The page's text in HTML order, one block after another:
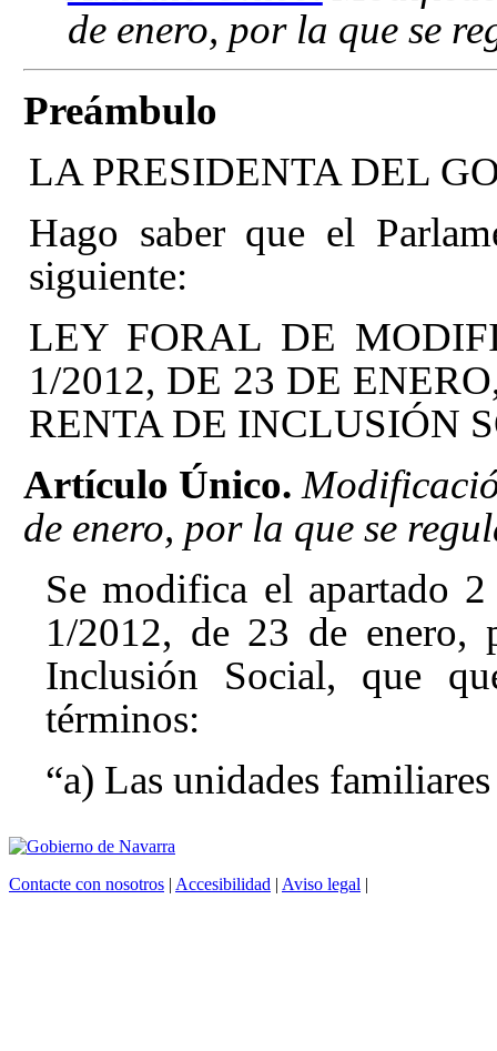
de enero, por la que se
Preámbulo
LA PRESIDENTA DEL
Hago saber que el
siguiente:
LEY FORAL DE
1/2012, DE 23 DE
RENTA DE INCLUSIÓN
Artículo Único.
de enero, por la que se
Se modifica el apartado
1/2012, de 23 de enero,
Inclusión Social, que
términos:
“a) Las unidades
Contacte con nosotros | Accesibilidad | Aviso legal |